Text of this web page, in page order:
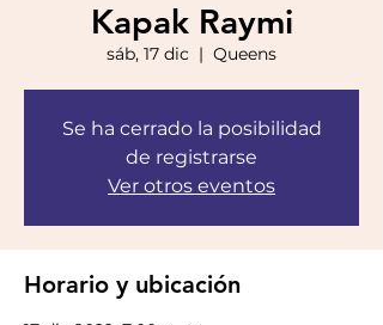
Kapak Raymi
sáb, 17 dic
  |
Queens
Se ha cerrado la posibilidad
de registrarse
Ver otros eventos
Horario y ubicación